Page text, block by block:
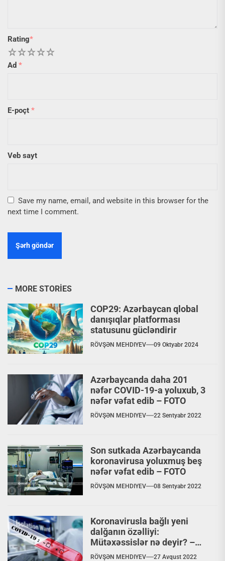
Rating*
5
4
3
2
Ad *
E-poçt *
Veb sayt
Save my name, email, and website in this browser for the
next time I comment.
MORE STORIES
COP29: Azərbaycan qlobal
danışıqlar platforması
statusunu gücləndirir
RÖVŞƏN MEHDIYEV 09 Oktyabr 2024
Azərbaycanda daha 201
nəfər COVID-19-a yoluxub, 3
nəfər vəfat edib – FOTO
RÖVŞƏN MEHDIYEV 22 Sentyabr 2022
Son sutkada Azərbaycanda
koronavirusa yoluxmuş beş
nəfər vəfat edib – FOTO
RÖVŞƏN MEHDIYEV 08 Sentyabr 2022
Koronavirusla bağlı yeni
dalğanın özəlliyi:
Mütəxəssislər nə deyir? –
ARAŞDIRMA
RÖVŞƏN MEHDIYEV 27 Avqust 2022